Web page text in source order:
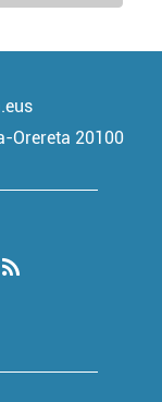
Orereta 20100